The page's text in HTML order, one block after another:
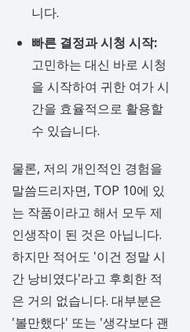
니다.
빠른 결정과 시청 시작:
고민하는 대신 바로 시청
을 시작하여 귀한 여가 시
간을 효율적으로 활용할
수 있습니다.
물론, 저의 개인적인 경험을
말씀드리자면, TOP 10에 있
는 작품이라고 해서 모두 제
인생작이 된 것은 아닙니다.
하지만 적어도 '이건 정말 시
간 낭비였다'라고 후회한 적
은 거의 없습니다. 대부분은
'볼만했다' 또는 '생각보다 괜